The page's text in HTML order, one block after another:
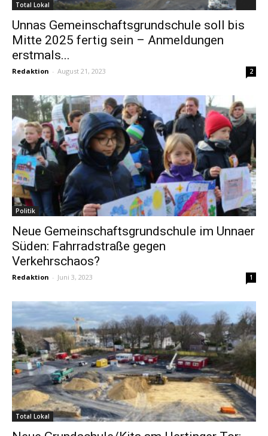
Total Lokal
Unnas Gemeinschaftsgrundschule soll bis
Mitte 2025 fertig sein – Anmeldungen
erstmals...
Redaktion - August 21, 2023 2
Politik
Neue Gemeinschaftsgrundschule im Unnaer
Süden: Fahrradstraße gegen
Verkehrschaos?
Redaktion - Juni 3, 2023 1
Total Lokal